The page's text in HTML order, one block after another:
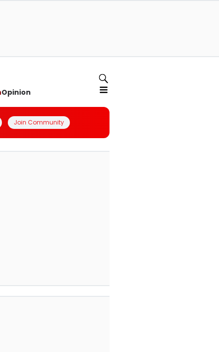
Opinion
Join Community